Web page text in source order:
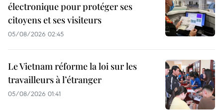
électronique pour protéger ses
citoyens et ses visiteurs
05/08/2026 02:45
Le Vietnam réforme la loi sur les
travailleurs à l’étranger
05/08/2026 01:41